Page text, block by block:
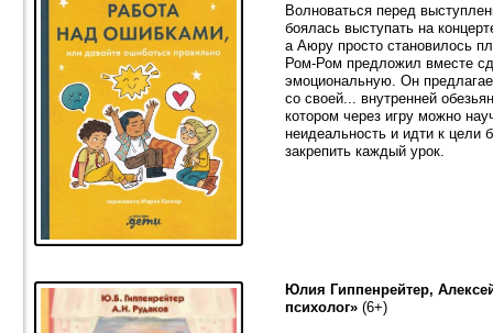
Волноваться перед
боялась выступать на
а Аюру просто становилось
Ром-Ром предложил вместе
эмоциональную. Он
со своей... внутренней
котором через игру можно
неидеальность и идти к цели
закрепить каждый урок.
Юлия Гиппенрейтер,
психолог» (6+)